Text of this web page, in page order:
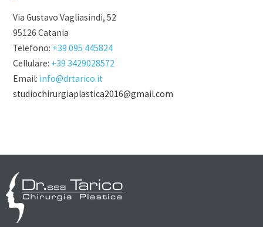
Via Gustavo Vagliasindi, 52
95126 Catania
Telefono: +39 095 445824
Cellulare: +39 3429028572
Email: info@drtarico.it
studiochirurgiaplastica2016@gmail.com